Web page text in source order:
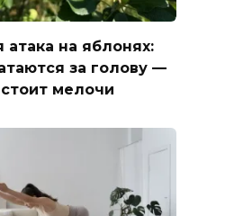
атака на яблонях:
за голову —
мелочи